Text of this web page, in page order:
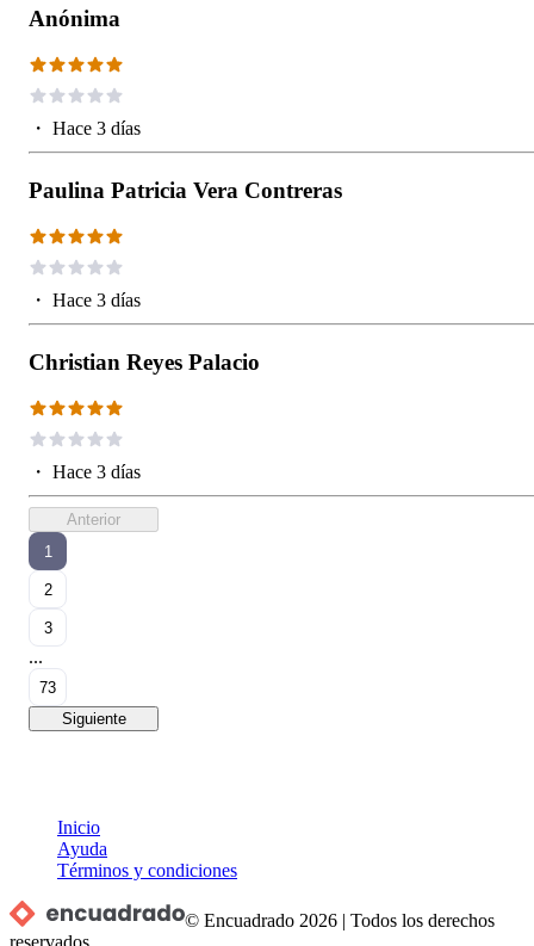
Anónima
・ Hace 3 días
Paulina Patricia Vera Contreras
・ Hace 3 días
Christian Reyes Palacio
・ Hace 3 días
Anterior
1
2
3
...
73
Siguiente
Inicio
Ayuda
Términos y condiciones
© Encuadrado 2026 |Todos los derechos
reservados